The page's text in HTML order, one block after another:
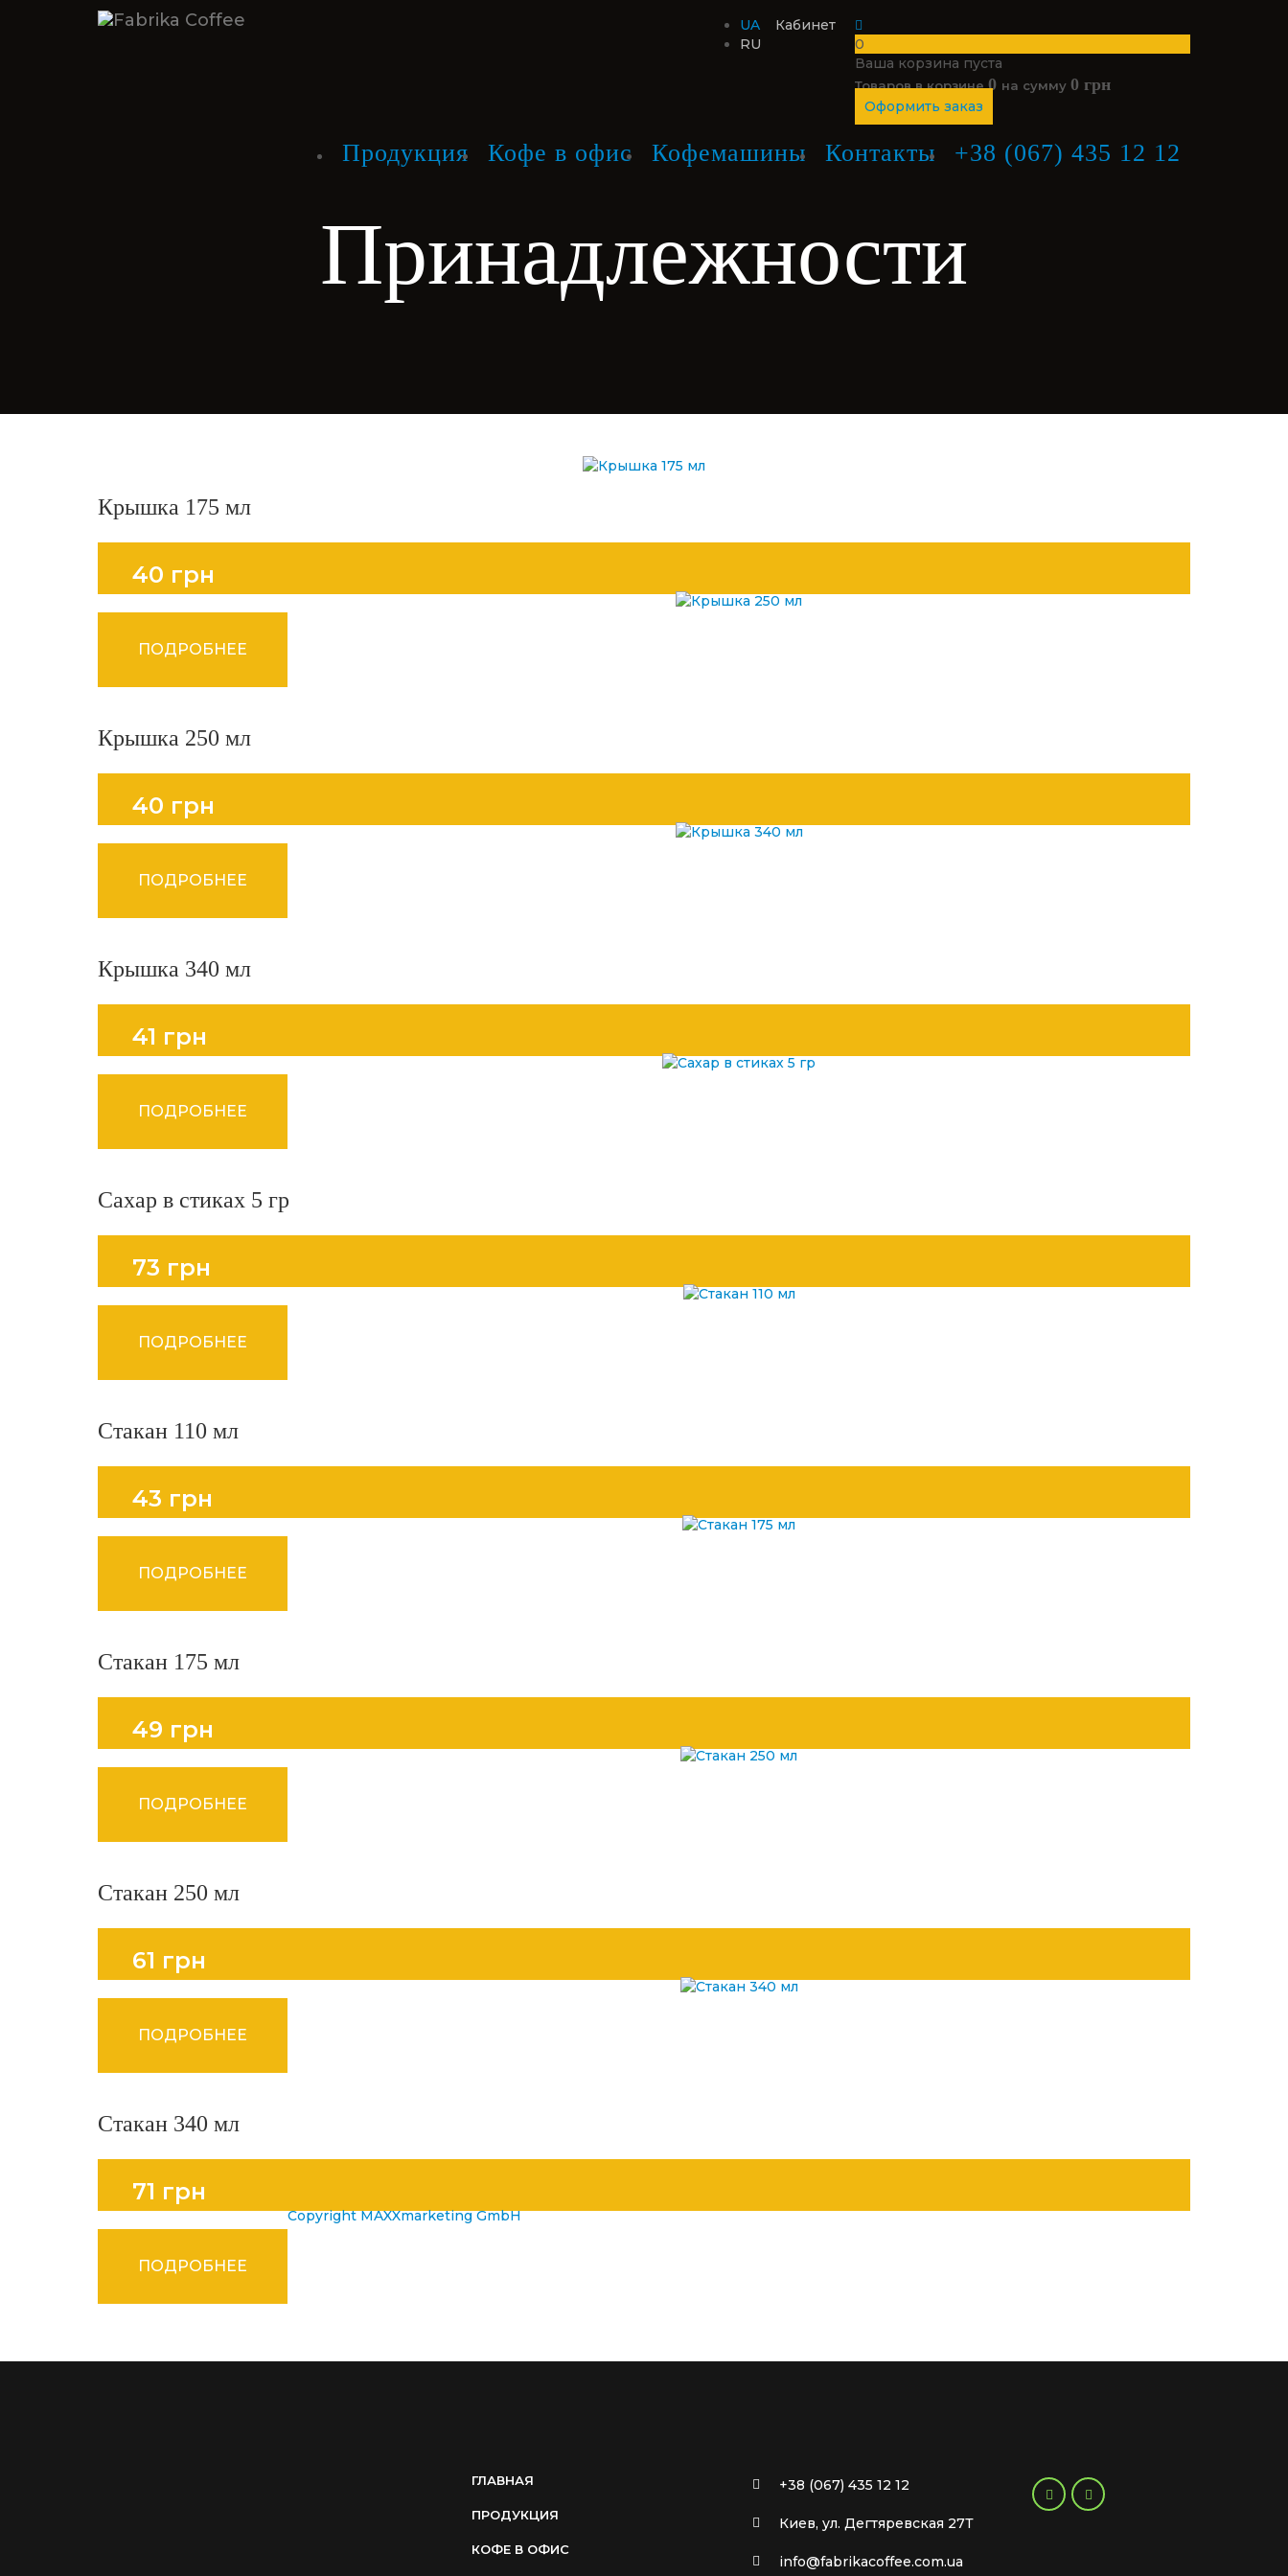
UA
RU
Кабинет
0
Ваша корзина пуста
Товаров в корзине0 на сумму 0 грн
Оформить заказ
Продукция Кофе в офис Кофемашины Контакты +38 (067) 435 12 12
Принадлежности
Крышка 175 мл
40 грн
ПОДРОБНЕЕ
Крышка 250 мл
40 грн
ПОДРОБНЕЕ
Крышка 340 мл
41 грн
ПОДРОБНЕЕ
Сахар в стиках 5 гр
73 грн
ПОДРОБНЕЕ
Стакан 110 мл
43 грн
ПОДРОБНЕЕ
Стакан 175 мл
49 грн
ПОДРОБНЕЕ
Стакан 250 мл
61 грн
ПОДРОБНЕЕ
Стакан 340 мл
71 грн
ПОДРОБНЕЕ
Copyright MAXXmarketing GmbH
ГЛАВНАЯ
ПРОДУКЦИЯ
КОФЕ В ОФИС
+38 (067) 435 12 12
Киев, ул. Дегтяревская 27Т
info@fabrikacoffee.com.ua